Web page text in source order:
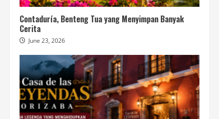
Contaduría, Benteng Tua yang Menyimpan Banyak
Cerita
June 23, 2026